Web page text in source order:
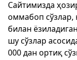
Сайтимизда
оммабоп сўзлар,
билан
шу сўзлар
000 дан ортиқ